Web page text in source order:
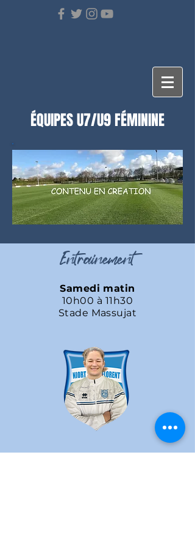
ÉQUIPES U7/U9 FÉMININE
Entrainement
Samedi matin
10h00 à 11h30
Stade Massujat